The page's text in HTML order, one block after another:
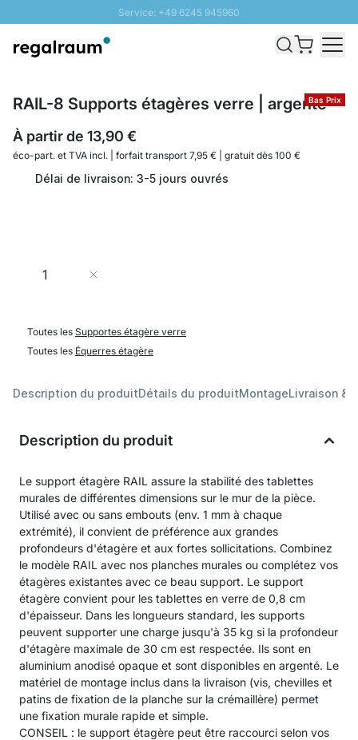
Service: +49 6245 945960
Livraison rapide - Livraison gratuite dès 100€
Bas Prix
RAIL-8 Supports étagères verre | argenté
À partir de 13,90 €
éco-part. et TVA incl. | forfait transport 7,95 € | gratuit dès 100 €
Délai de livraison: 3-5 jours ouvrés
Quantité
Toutes les Supportes étagère verre
Toutes les Équerres étagère
Description du produitDétails du produitMontageLivraison &
Description du produit
Le support étagère RAIL assure la stabilité des tablettes
murales de différentes dimensions sur le mur de la pièce.
Utilisé avec ou sans embouts (env. 1 mm à chaque
extrémité), il convient de préférence aux grandes
profondeurs d'étagère et aux fortes sollicitations. Combinez
le modèle RAIL avec nos planches murales ou complétez vos
étagères existantes avec ce beau support. Le support
étagère convient pour les tablettes en verre de 0,8 cm
d'épaisseur. Dans les longueurs standard, les supports
peuvent supporter une charge jusqu'à 35 kg si la profondeur
d'étagère maximale de 30 cm est respectée. Ils sont en
aluminium anodisé opaque et sont disponibles en argenté. Le
matériel de montage inclus dans la livraison (vis, chevilles et
patins de fixation de la planche sur la crémaillère) permet
une fixation murale rapide et simple.
CONSEIL : le support étagère peut être raccourci selon vos